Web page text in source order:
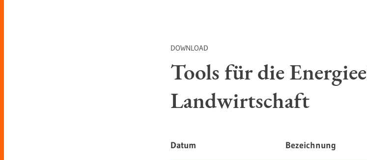
DOWNLOAD
Tools für die
Landwirtschaft
Datum Bezeichnung